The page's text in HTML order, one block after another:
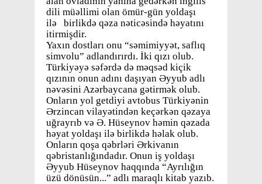
dili müəllimi olan ömür-gün yoldaşı
ilə birlikdə qəza nəticəsində həyatını
itirmişdir.
Yaxın dostları onu “səmimiyyət, saflıq
simvolu” adlandırırdı. İki qızı olub.
Türkiyəyə səfərdə də məqsəd kiçik
qızının onun adını daşıyan Əyyub adlı
nəvəsini Azərbaycana gətirmək olub.
Onların yol getdiyi avtobus Türkiyənin
Ərzincan vilayətindən keçərkən qəzaya
uğrayrıb və Ə. Hüseynov həmin qəzada
həyat yoldaşı ilə birlikdə həlak olub.
Onların qoşa qəbrləri Ərkivanın
qəbristanlığındadır. Onun iş yoldaşı
Əyyub Hüseynov haqqında “Ayrılığın
üzü dönüsün...” adlı maraqlı kitab yazıb.